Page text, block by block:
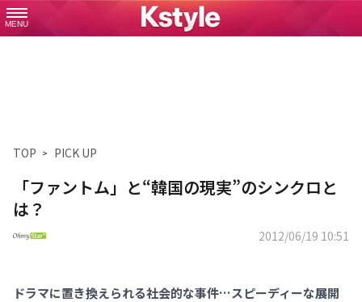
MENU
TOP PICK UP
「ファントム」と“韓国の現実”のシンクロと
は？
2012/06/19 10:51
ドラマに置き換えられる社会的な事件…スピーディーな展開